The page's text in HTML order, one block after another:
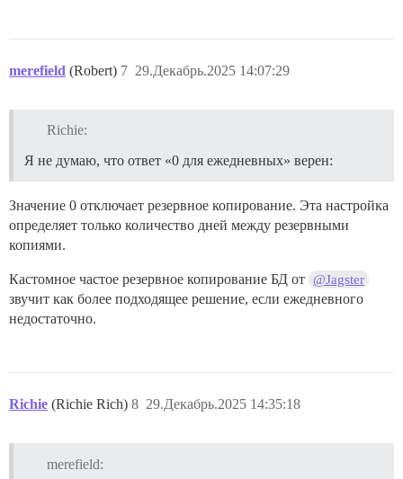
merefield (Robert) 29.Декабрь.2025 14:07:29
7
Richie:
Я не думаю, что ответ «0 для ежедневных» верен:
Значение 0 отключает резервное копирование. Эта настройка
определяет только количество дней между резервными
копиями.
Кастомное частое резервное копирование БД от @Jagster
звучит как более подходящее решение, если ежедневного
недостаточно.
Richie (Richie Rich) 29.Декабрь.2025 14:35:18
8
merefield: